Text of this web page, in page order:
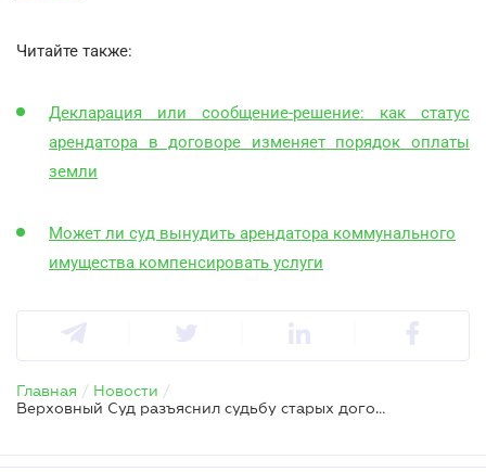
Читайте также:
Декларация или сообщение-решение: как статус
арендатора в договоре изменяет порядок оплаты
земли
Может ли суд вынудить арендатора коммунального
имущества компенсировать услуги
Главная / Новости /
Верховный Суд разъяснил судьбу старых договоров аренды земли